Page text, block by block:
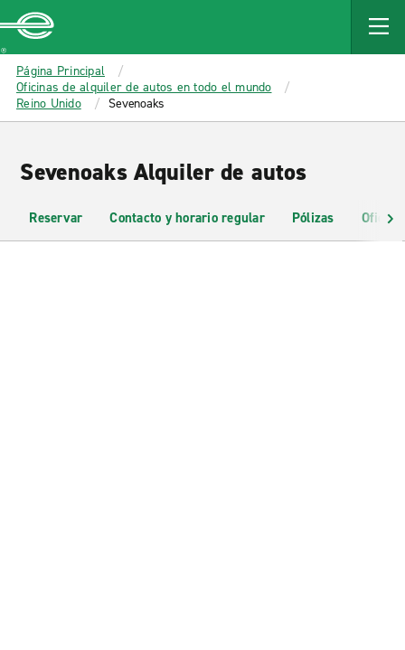
MAIN
CONTENT
Enterprise
Página Principal
Oficinas de alquiler de autos en todo el mundo
Reino Unido
Sevenoaks
Sevenoaks Alquiler de autos
Reservar Contacto y horario regular Pólizas